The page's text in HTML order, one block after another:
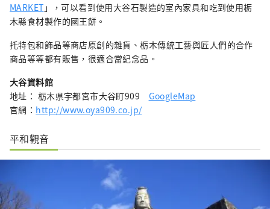
MARKET 」，可以看到使用大谷石製造的室內家具和吃到使用栃
木縣食材製作的國王餅。
托特包和飾品等商店原創的雜貨、栃木傳統工藝與匠人們的合作
商品等等都有販售，很適合當紀念品。
大谷資料館
地址： 栃木県宇都宮市大谷町909 GoogleMap
官網： http://www.oya909.co.jp/
平和觀音